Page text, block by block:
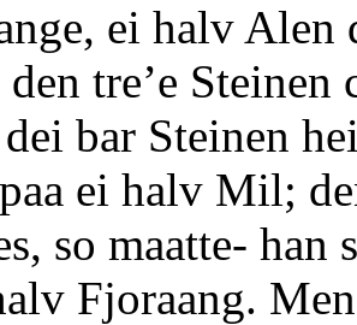
ei halv
tre’e
bar Steinen
ei halv Mil;
so maatte- han
Fjoraang.